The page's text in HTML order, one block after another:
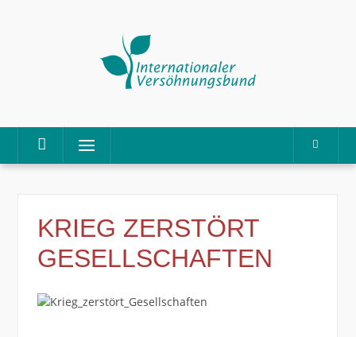
Inhalt
Menü
KRIEG ZERSTÖRT
GESELLSCHAFTEN